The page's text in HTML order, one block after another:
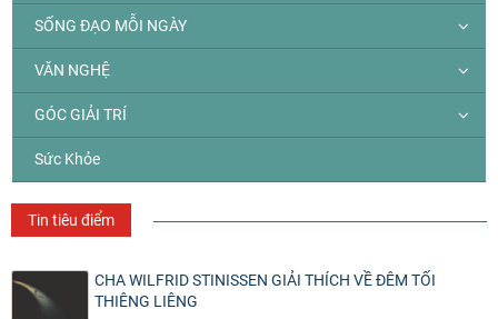
SỐNG ĐẠO MỖI NGÀY
VĂN NGHỆ
GÓC GIẢI TRÍ
Sức Khỏe
Tin tiêu điểm
CHA WILFRID STINISSEN GIẢI THÍCH VỀ ĐÊM TỐI
THIÊNG LIÊNG